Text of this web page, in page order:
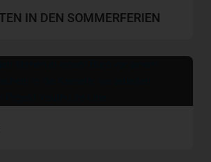
IN DEN SOMMERFERIEN